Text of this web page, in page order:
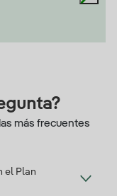
más frecuentes
el Plan